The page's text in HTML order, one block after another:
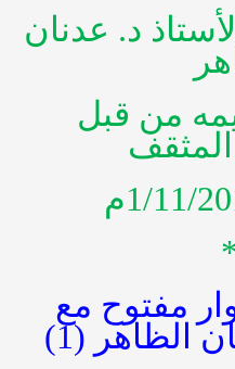
د. عدنان
من قبل
مفتوح مع
الظاهر (1)